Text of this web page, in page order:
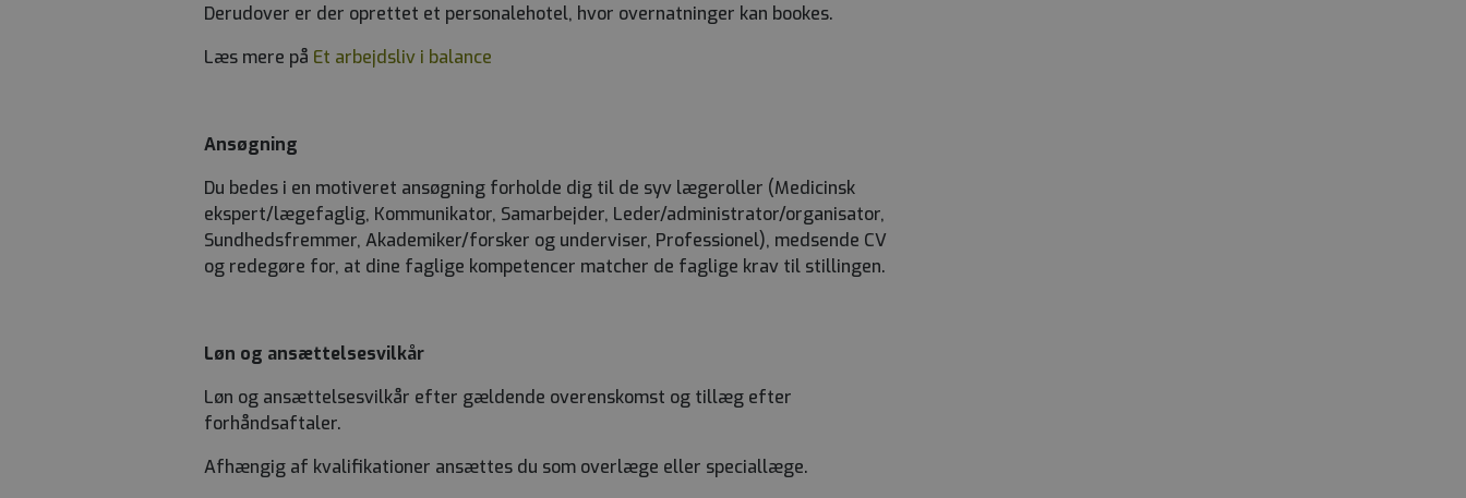
Derudover er der oprettet et personalehotel, hvor overnatninger kan bookes.
Læs mere på Et arbejdsliv i balance
Ansøgning
Du bedes i en motiveret ansøgning forholde dig til de syv lægeroller (Medicinsk
ekspert/lægefaglig, Kommunikator, Samarbejder, Leder/administrator/organisator,
Sundhedsfremmer, Akademiker/forsker og underviser, Professionel), medsende CV
og redegøre for, at dine faglige kompetencer matcher de faglige krav til stillingen.
Løn og ansættelsesvilkår
Løn og ansættelsesvilkår efter gældende overenskomst og tillæg efter
forhåndsaftaler.
Afhængig af kvalifikationer ansættes du som overlæge eller speciallæge.